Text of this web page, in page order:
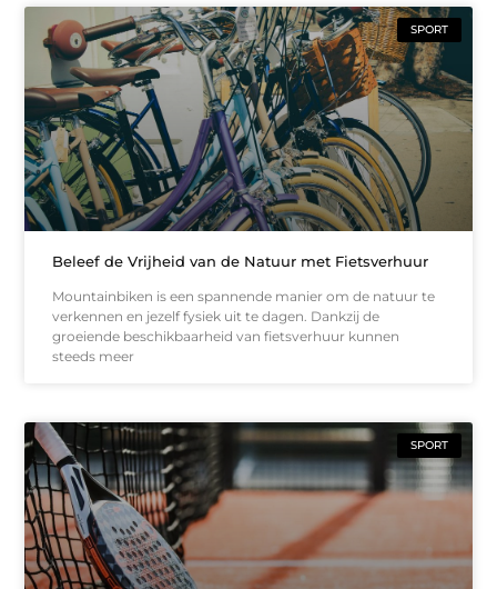
SPORT
Beleef de Vrijheid van de Natuur met Fietsverhuur
Mountainbiken is een spannende manier om de natuur te
verkennen en jezelf fysiek uit te dagen. Dankzij de
groeiende beschikbaarheid van fietsverhuur kunnen
steeds meer
SPORT